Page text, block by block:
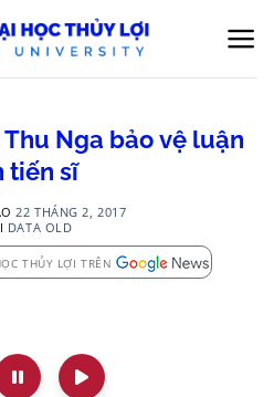
Nga bảo vệ luận
tiến sĩ
22 THÁNG 2, 2017
DATA OLD
THỦY LỢI TRÊN